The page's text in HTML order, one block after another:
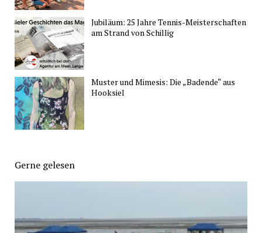
Jubiläum: 25 Jahre Tennis-Meisterschaften
am Strand von Schillig
Muster und Mimesis: Die „Badende“ aus
Hooksiel
Gerne gelesen